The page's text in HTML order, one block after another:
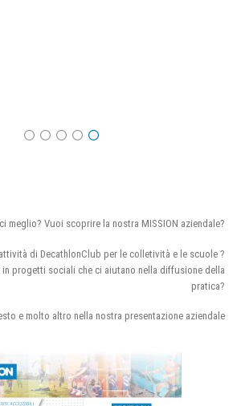
meglio? Vuoi scoprire la nostra MISSION aziendale?
di DecathlonClub per le colletività e le scuole ?
in progetti sociali che ci aiutano nella diffusione della
pratica?
e molto altro nella nostra presentazione aziendale